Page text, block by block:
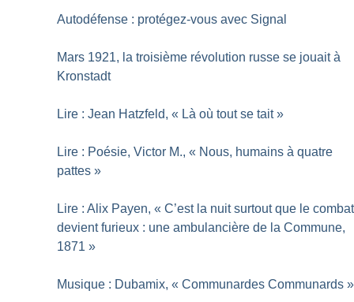
Autodéfense : protégez-vous avec Signal
Mars 1921, la troisième révolution russe se jouait à
Kronstadt
Lire : Jean Hatzfeld, « Là où tout se tait »
Lire : Poésie, Victor M., « Nous, humains à quatre
pattes »
Lire : Alix Payen, « C’est la nuit surtout que le combat
devient furieux : une ambulancière de la Commune,
1871 »
Musique : Dubamix, « Communardes Communards »